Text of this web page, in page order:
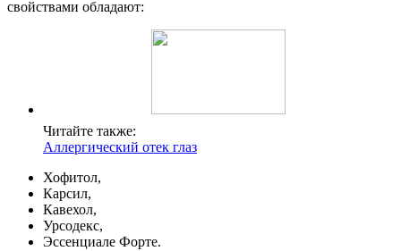
свойствами обладают:
Читайте также:
Аллергический отек глаз
Хофитол,
Карсил,
Кавехол,
Урсодекс,
Эссенциале Форте.